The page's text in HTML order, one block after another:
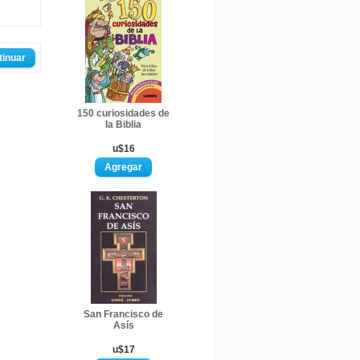
150 curiosidades de
la Biblia
u$16
San Francisco de
Asís
u$17